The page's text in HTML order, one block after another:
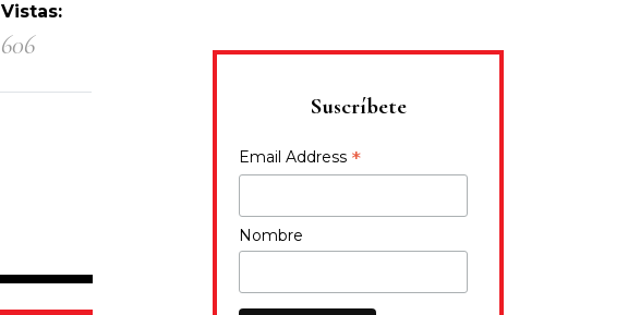
Vistas:
606
Suscríbete
Email Address *
Nombre